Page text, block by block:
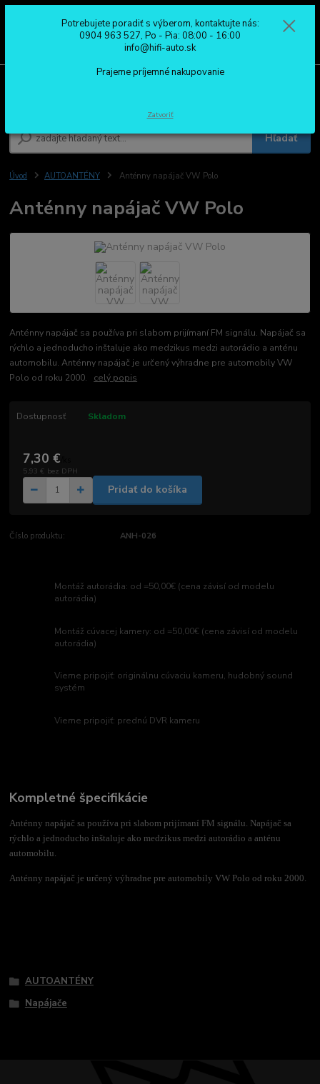
Hľadať
0904 963 527
Po - Pia: 08:00 - 16:00
Úvod AUTOANTÉNY Anténny napájač VW Polo
Anténny napájač VW Polo
Anténny napájač sa používa pri slabom prijímaní FM signálu. Napájač sa
rýchlo a jednoducho inštaluje ako medzikus medzi autorádio a anténu
automobilu. Anténny napájač je určený výhradne pre automobily VW
Polo od roku 2000. celý popis
Dostupnosť Skladom
7,30 €
5,93 € bez DPH
Pridať do košíka
Číslo produktu: ANH-026
Montáž autorádia: od =50,00€ (cena závisí od modelu
autorádia)
Montáž cúvacej kamery: od =50,00€ (cena závisí od modelu
autorádia)
Vieme pripojiť: originálnu cúvaciu kameru, hudobný sound
systém
Vieme pripojiť: prednú DVR kameru
Kompletné špecifikácie
Anténny napájač sa používa pri slabom prijímaní FM signálu. Napájač sa
rýchlo a jednoducho inštaluje ako medzikus medzi autorádio a anténu
automobilu.
Anténny napájač je určený výhradne pre automobily VW Polo od roku 2000.
AUTOANTÉNY
Napájače
Potrebujete poradiť s výberom, kontaktujte nás:
0904 963 527, Po - Pia: 08:00 - 16:00
info@hifi-auto.sk
Prajeme príjemné nakupovanie
Zatvoriť